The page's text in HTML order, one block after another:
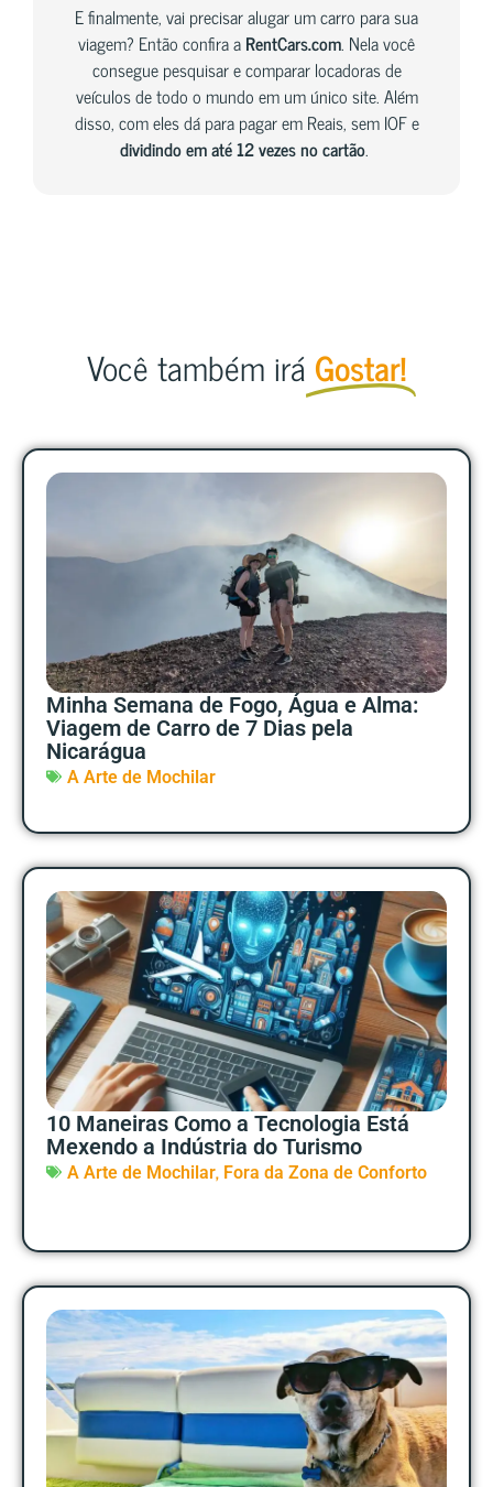
E finalmente, vai precisar alugar um carro para sua
viagem? Então confira aRentCars.com. Nela você
consegue pesquisar e comparar locadoras de
veículos de todo o mundo em um único site. Além
disso, com eles dá para pagar em Reais, sem IOF e
dividindo em até 12 vezes no cartão.
Você também irá Gostar!
Minha Semana de Fogo, Água e Alma:
Viagem de Carro de 7 Dias pela
Nicarágua
A Arte de Mochilar
10 Maneiras Como a Tecnologia Está
Mexendo a Indústria do Turismo
A Arte de Mochilar, Fora da Zona de Conforto